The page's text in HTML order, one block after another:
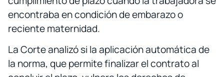
encontraba en condición de embarazo o
reciente maternidad.
La Corte analizó si la aplicación automática de
la norma, que permite finalizar el contrato al